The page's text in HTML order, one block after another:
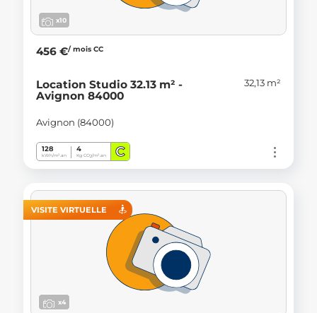
x10
456 €/ mois CC
Location Studio 32.13 m² -
Avignon 84000
32,13 m²
Avignon (84000)
128
kWh/m².an
4
Kg CO2/m².an C
VISITE VIRTUELLE
x4